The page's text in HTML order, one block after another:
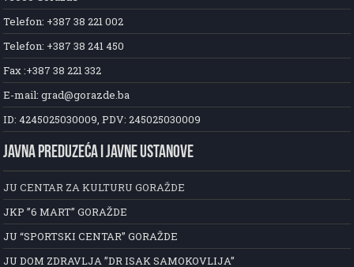
Telefon: +387 38 221 002
Telefon: +387 38 241 450
Fax :+387 38 221 332
E-mail: grad@gorazde.ba
ID: 4245025030009, PDV: 245025030009
JAVNA PREDUZEĆA I JAVNE USTANOVE
JU CENTAR ZA KULTURU GORAŽDE
JKP ”6 MART” GORAŽDE
JU “SPORTSKI CENTAR” GORAŽDE
JU DOM ZDRAVLJA ”DR ISAK SAMOKOVLIJA”